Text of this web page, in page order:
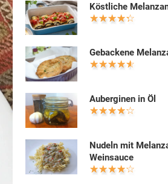
Köstliche
Gebackene
Auberginen in Öl
Nudeln mit
Weinsauce